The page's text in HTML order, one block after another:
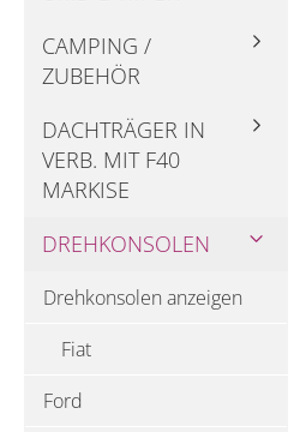
CAMPING /
ZUBEHÖR
DACHTRÄGER IN
VERB. MIT F40
MARKISE
DREHKONSOLEN
Drehkonsolen anzeigen
Fiat
Ford